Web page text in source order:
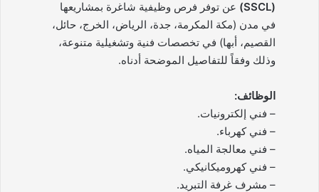
(SSCL)
عن توفر فرص وظيفية شاغرة بمشاريعها
في مدن (مكة المكرمة، جدة، الرياض، الخرج، حائل،
القصيم، أبها) في تخصصات فنية وتشغيلية متنوعة،
وذلك وفقاً للتفاصيل الموضحة أدناه.
الوظائف:
– فني إلكترونيات.
– فني كهرباء.
– فني معالجة المياه.
– فني كهروميكانيكي.
– مشرف غرفة التبريد.